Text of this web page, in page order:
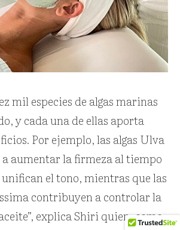
mil especies de algas marinas
y cada una de ellas aporta
Por ejemplo, las algas Ulva
aumentar la firmeza al tiempo
el tono, mientras que las
contribuyen a controlar la
explica Shiri quien, como